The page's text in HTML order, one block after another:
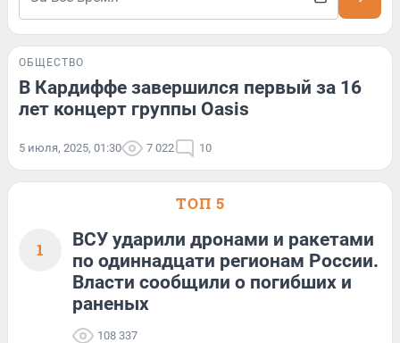
ОБЩЕСТВО
В Кардиффе завершился первый за 16
лет концерт группы Oasis
5 июля, 2025, 01:30 7 022 10
ТОП 5
1
ВСУ ударили дронами и ракетами
по одиннадцати регионам России.
Власти сообщили о погибших и
раненых
108 337